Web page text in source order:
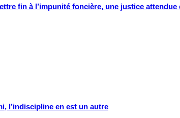
fin à l’impunité foncière, une justice
l’indiscipline en est un autre